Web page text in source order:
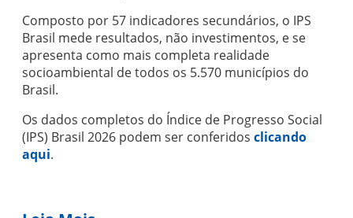
Composto por 57 indicadores secundários, o IPS
Brasil mede resultados, não investimentos, e se
apresenta como mais completa realidade
socioambiental de todos os 5.570 municípios do
Brasil.
Os dados completos do Índice de Progresso Social
(IPS) Brasil 2026 podem ser conferidos clicando
aqui.